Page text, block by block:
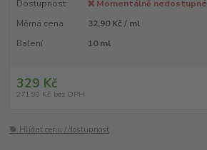
Dostupnost
❌ Momentálně nedostupné
Měrná cena
32,90 Kč / ml
Balení
10 ml
329 Kč
271,90 Kč bez DPH
🐕 Hlídat cenu / dostupnost